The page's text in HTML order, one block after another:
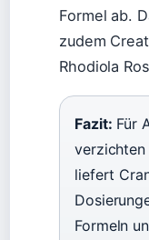
Formel ab.
zudem
Rhodiola
Fazit: Für
verzichten
liefert
Formeln